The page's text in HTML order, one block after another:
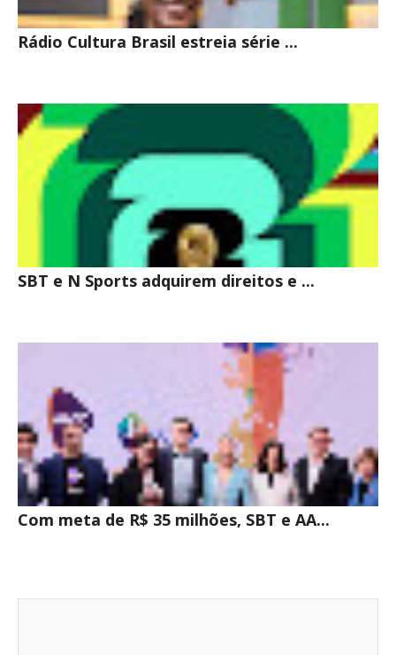
Rádio Cultura Brasil estreia série ...
SBT e N Sports adquirem direitos e ...
Com meta de R$ 35 milhões, SBT e AA...